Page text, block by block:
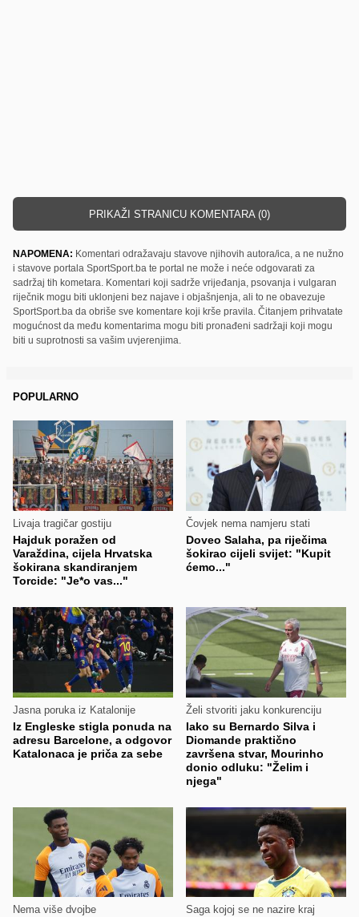
PRIKAŽI STRANICU KOMENTARA (0)
NAPOMENA: Komentari odražavaju stavove njihovih autora/ica, a ne nužno
i stavove portala SportSport.ba te portal ne može i neće odgovarati za
sadržaj tih kometara. Komentari koji sadrže vrijeđanja, psovanja i vulgaran
riječnik mogu biti uklonjeni bez najave i objašnjenja, ali to ne obavezuje
SportSport.ba da obriše sve komentare koji krše pravila. Čitanjem prihvatate
mogućnost da među komentarima mogu biti pronađeni sadržaji koji mogu
biti u suprotnosti sa vašim uvjerenjima.
POPULARNO
Livaja tragičar gostiju
Hajduk poražen od
Varaždina, cijela Hrvatska
šokirana skandiranjem
Torcide: "Je*o vas..."
Čovjek nema namjeru stati
Doveo Salaha, pa riječima
šokirao cijeli svijet: "Kupit
ćemo..."
Jasna poruka iz Katalonije
Iz Engleske stigla ponuda na
adresu Barcelone, a odgovor
Katalonaca je priča za sebe
Želi stvoriti jaku konkurenciju
Iako su Bernardo Silva i
Diomande praktično
završena stvar, Mourinho
donio odluku: "Želim i
njega"
Nema više dvojbe Saga kojoj se ne nazire kraj